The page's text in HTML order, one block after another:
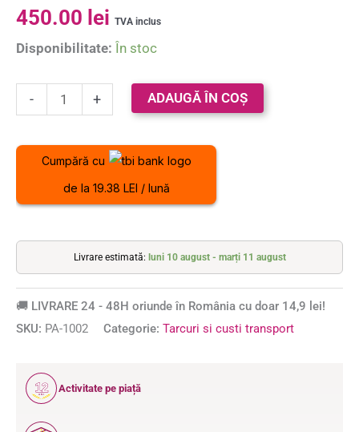
450.00 lei TVA inclus
Disponibilitate: În stoc
- + ADAUGĂ ÎN COȘ
Cumpără cu
de la 19.38 LEI / lună
Livrare estimată: luni 10 august - marți 11 august
🚚 LIVRARE 24 - 48H oriunde în România cu doar 14,9 lei!
SKU: PA-1002 Categorie: Tarcuri si custi transport
12
ANI
Activitate pe piață